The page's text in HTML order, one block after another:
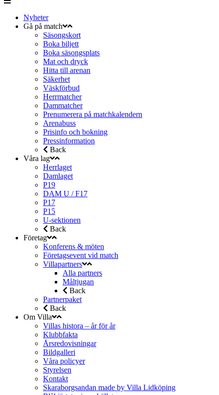
Nyheter
Gå på match
Säsongskort
Boka biljett
Boka säsongsplats
Mat och dryck
Hitta till arenan
Säkerhet
Väskförbud
Herrmatcher
Dammatcher
Prenumerera på matchkalendern
Arenabuss
Prisinfo och bokning
Pressinformation
Back
Våra lag
Herrlaget
Damlaget
P19
DAM U / F17
P17
P15
U-sektionen
Back
Företag
Konferens & möten
Företagsevent vid match
Villapartners
Alla partners
Måltjugan
Back
Partnerpaket
Back
Om Villa
Villas histora – år för år
Klubbfakta
Årsredovisningar
Bildgalleri
Våra policyer
Styrelsen
Kontakt
Skaraborgsandan made by Villa Lidköping